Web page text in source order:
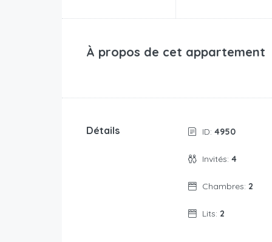
À propos de cet appartement
Détails ID: 4950
Invités: 4
Chambres: 2
Lits: 2